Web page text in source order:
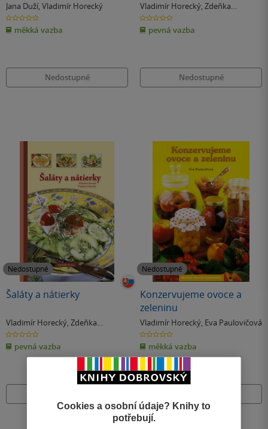
Jana Duží, Vladimír Horecký
0.0
z
5
hvězdiček
měkká vazba
Nedostupné
Vladimír Horecký, Zdeňka
Horecká
0.0
z
5
hvězdiček
pevná vazba
Nedostupné
Nedostupné
Šaláty a nátierky
Vladimír Horecký, Zdeňka
Horecká
0.0
z
5
hvězdiček
pevná vazba
Nedostupné
Konzervujeme ovoce a
zeleninu
Vladimír Horecký, Eva Paulovičová
0.0
z
5
hvězdiček
měkká vazba
Cookies a osobní údaje? Knihy to
potřebují.